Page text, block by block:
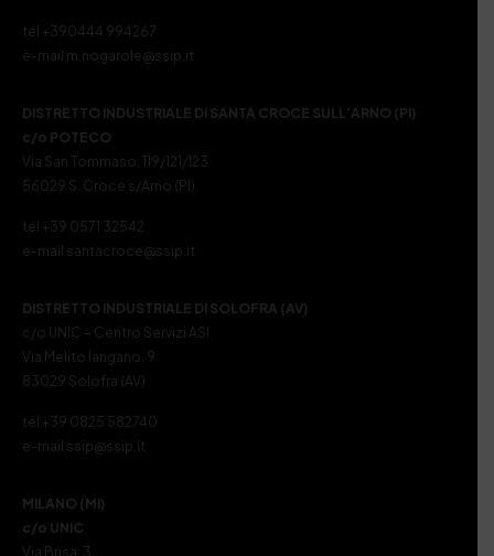
tel +390444 994267
e-mail m.nogarole@ssip.it
DISTRETTO INDUSTRIALE DI SANTA CROCE SULL’ARNO (PI)
c/o POTECO
Via San Tommaso, 119/121/123
56029 S. Croce s/Arno (PI)
tel +39 0571 32542
e-mail santacroce@ssip.it
DISTRETTO INDUSTRIALE DI SOLOFRA (AV)
c/o UNIC – Centro Servizi ASI
Via Melito Iangano, 9
83029 Solofra (AV)
tel +39 0825 582740
e-mail ssip@ssip.it
MILANO (MI)
c/o UNIC
Via Brisa, 3